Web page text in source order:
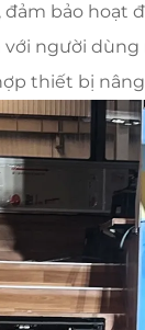
bảo hoạt
người dùng
thiết bị